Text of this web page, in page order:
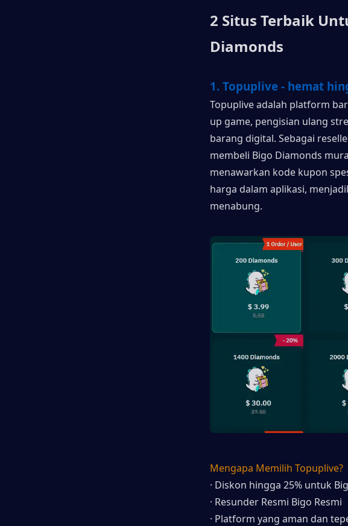
2 Situs Terbaik
Diamonds
1. Topuplive - hemat
Topuplive adalah platform
up game, pengisian ulang
barang digital. Sebagai
membeli Bigo Diamonds
menawarkan kode kupon
harga dalam aplikasi,
menabung.
Mengapa Memilih Topuplive?
· Diskon hingga 25% untuk
· Resunder Resmi Bigo Resmi
· Platform yang aman dan